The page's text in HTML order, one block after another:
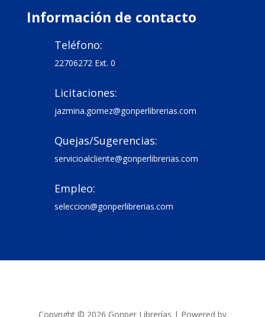
Información de contacto
Teléfono:
22706272 Ext. 0
Licitaciones:
jazmina.gomez@gonperlibrerias.com
Quejas/Sugerencias:
servicioalcliente@gonperlibrerias.com
Empleo:
seleccion@gonperlibrerias.com
Copyright © 2026 Gonper Librerías | Powered by